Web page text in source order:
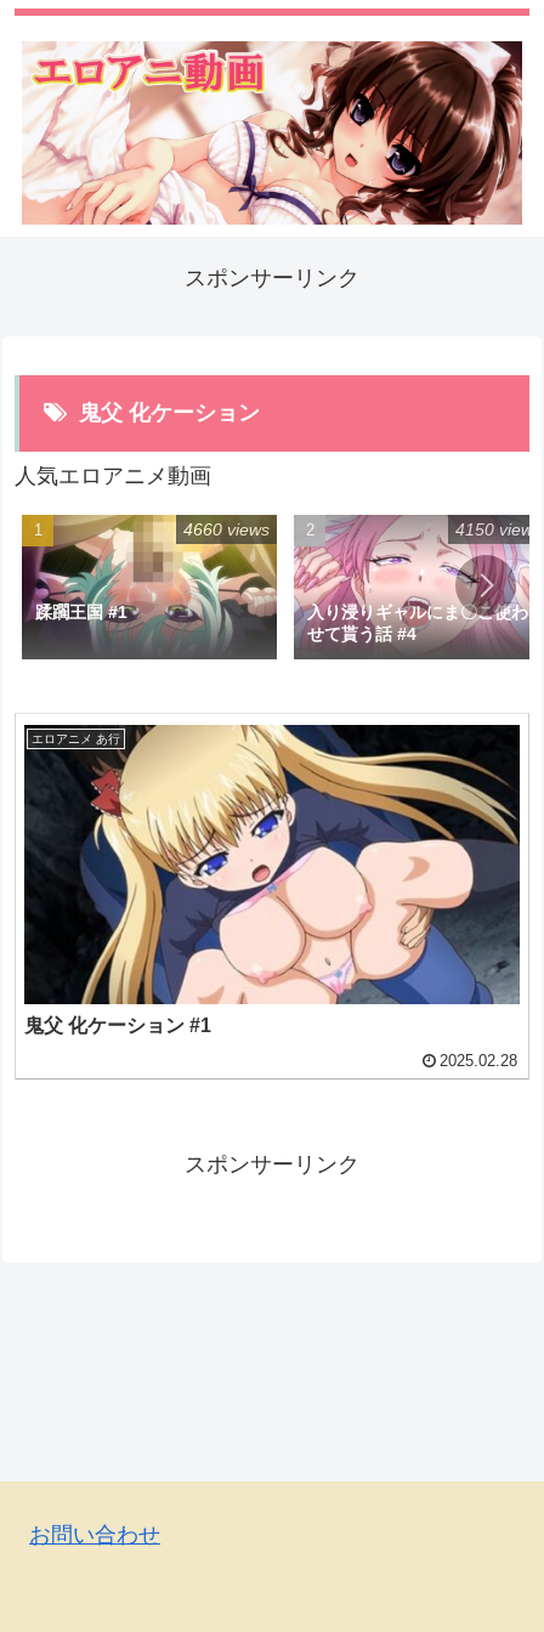
スポンサーリンク
鬼父 化ケーション
人気エロアニメ動画
蹂躙王国 #1
4660 views
入り浸りギャルにま〇こ使わ
せて貰う話 #4
4150 views
エロアニメ あ行
鬼父 化ケーション #1
2025.02.28
スポンサーリンク
お問い合わせ